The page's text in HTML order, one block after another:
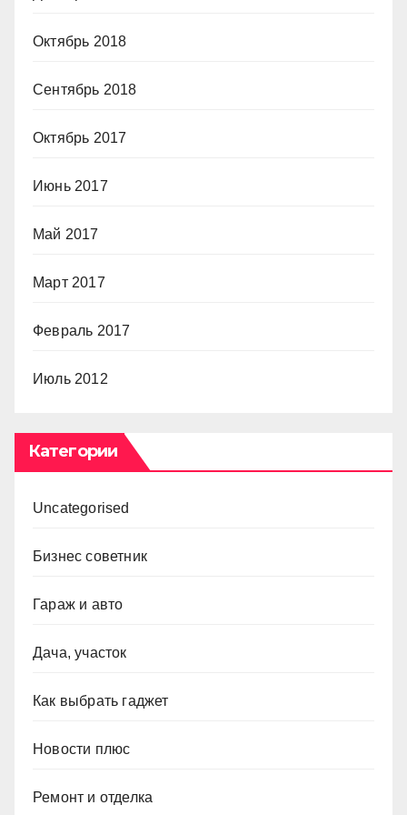
Октябрь 2018
Сентябрь 2018
Октябрь 2017
Июнь 2017
Май 2017
Март 2017
Февраль 2017
Июль 2012
Категории
Uncategorised
Бизнес советник
Гараж и авто
Дача, участок
Как выбрать гаджет
Новости плюс
Ремонт и отделка